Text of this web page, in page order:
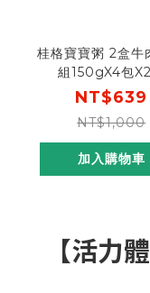
桂格寶寶粥 2盒牛
組150gX4包
NT$639
NT$1,000
加入購物車
【活力